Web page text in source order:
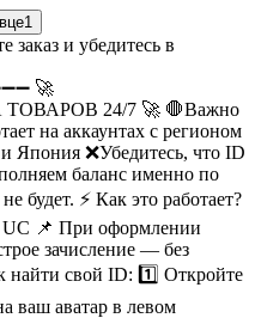
1
и убедитесь в
🚀
24/7 🚀 🛑Важно
на аккаунтах с регионом
Япония ❌Убедитесь, что ID
баланс именно по
будет. ⚡ Как это работает?
UC 📌 При оформлении
зачисление — без
найти свой ID: 1️⃣ Откройте
ваш аватар в левом